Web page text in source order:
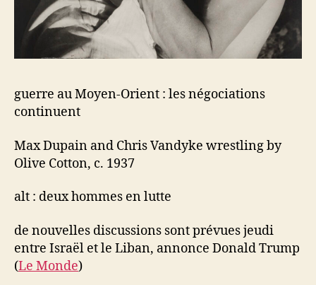
guerre au Moyen-Orient : les négociations
continuent
Max Dupain and Chris Vandyke wrestling by
Olive Cotton, c. 1937
alt : deux hommes en lutte
de nouvelles discussions sont prévues jeudi
entre Israël et le Liban, annonce Donald Trump
(Le Monde)